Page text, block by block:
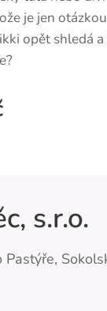
je jen
opět shledá
s.r.o.